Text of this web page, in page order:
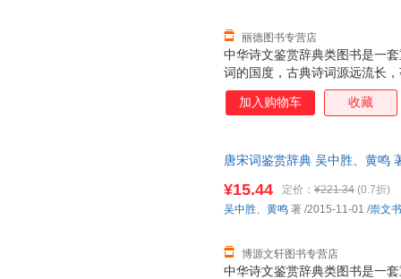
中华诗文鉴赏辞典类图书是一
词的国度，古典诗词源远流长
《诗经》算起的三千多年诗史
艳，散发出永恒的艺术魅力。
小，选目更精，辞赏文字更注
生及层次稍低的一般读者。
丽德图书专营店
加入购物车 收藏
唐宋词鉴赏辞典 吴中胜、黄鸣
中华诗文鉴赏辞典类图书是一
¥15.44 定价： ¥221.34 (0.7折)
博源文轩图书专营店
吴中胜、 黄鸣 著 /2015-11-01 /崇文